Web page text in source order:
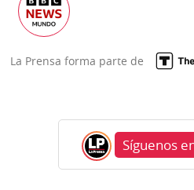
La Prensa forma parte de
Síguenos